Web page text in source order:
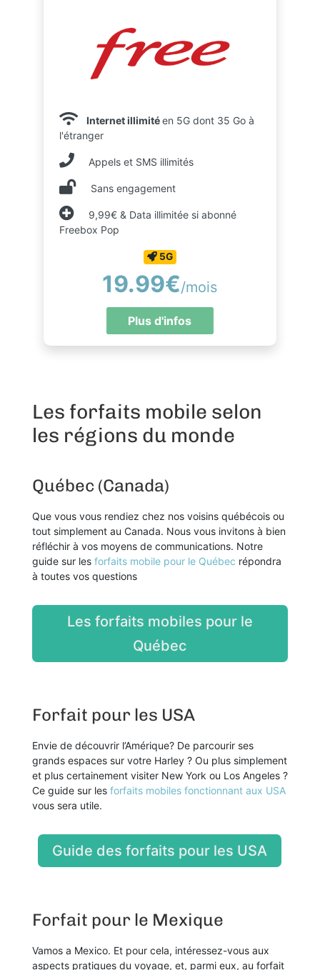
Internet illimitéen 5G dont 35 Go à
l'étranger
Appels et SMS illimités
Sans engagement
9,99€ & Data illimitée si abonné
Freebox Pop
5G
19.99€/mois
Plus d'infos
Les forfaits mobile selon
les régions du monde
Québec (Canada)
Que vous vous rendiez chez nos voisins québécois ou
tout simplement au Canada. Nous vous invitons à bien
réfléchir à vos moyens de communications. Notre
guide sur les forfaits mobile pour le Québec répondra
à toutes vos questions
Les forfaits mobiles pour le
Québec
Forfait pour les USA
Envie de découvrir l’Amérique? De parcourir ses
grands espaces sur votre Harley ? Ou plus simplement
et plus certainement visiter New York ou Los Angeles ?
Ce guide sur les forfaits mobiles fonctionnant aux USA
vous sera utile.
Guide des forfaits pour les USA
Forfait pour le Mexique
Vamos a Mexico. Et pour cela, intéressez-vous aux
aspects pratiques du voyage, et, parmi eux, au forfait